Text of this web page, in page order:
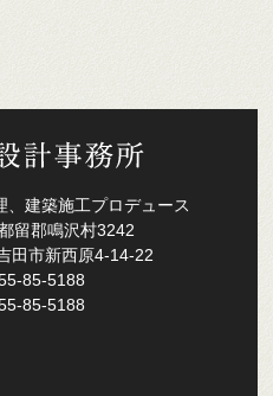
建築施工プロデュース
留郡鳴沢村3242
田市新西原4-14-22
85-5188
85-5188